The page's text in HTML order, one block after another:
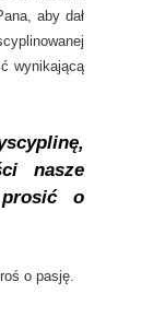
aby dał
wynikającą
nasze
prosić o
o pasję.